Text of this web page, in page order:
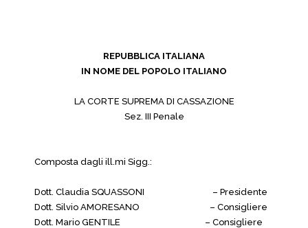
REPUBBLICA ITALIANA
IN NOME DEL POPOLO ITALIANO
LA CORTE SUPREMA DI CASSAZIONE
Sez. III Penale
Composta dagli ill.mi Sigg.:
Dott. Claudia SQUASSONI – Presidente
Dott. Silvio AMORESANO – Consigliere
Dott. Mario GENTILE – Consigliere